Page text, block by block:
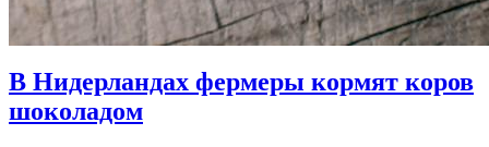
В Нидерландах фермеры кормят коров
шоколадом